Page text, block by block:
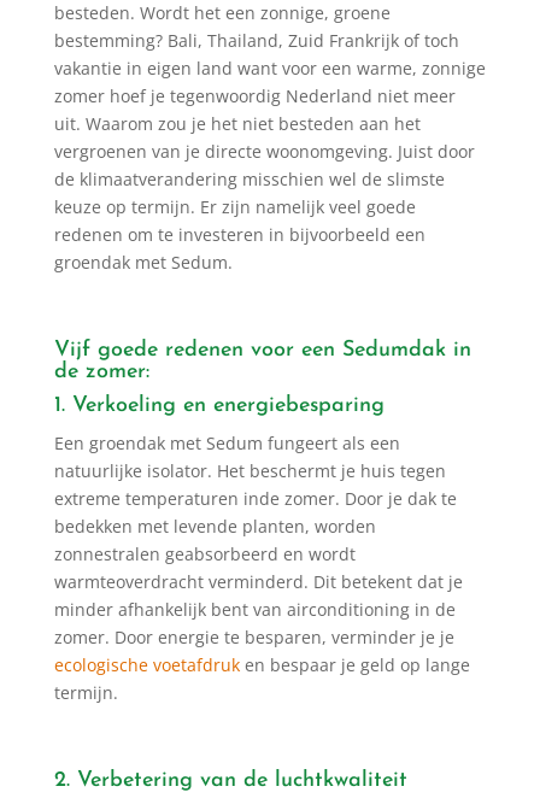
besteden. Wordt het een zonnige, groene
bestemming? Bali, Thailand, Zuid Frankrijk of toch
vakantie in eigen land want voor een warme, zonnige
zomer hoef je tegenwoordig Nederland niet meer
uit. Waarom zou je het niet besteden aan het
vergroenen van je directe woonomgeving. Juist door
de klimaatverandering misschien wel de slimste
keuze op termijn. Er zijn namelijk veel goede
redenen om te investeren in bijvoorbeeld een
groendak met Sedum.
Vijf goede redenen voor een Sedumdak in
de zomer:
1. Verkoeling en energiebesparing
Een groendak met Sedum fungeert als een
natuurlijke isolator. Het beschermt je huis tegen
extreme temperaturen inde zomer. Door je dak te
bedekken met levende planten, worden
zonnestralen geabsorbeerd en wordt
warmteoverdracht verminderd. Dit betekent dat je
minder afhankelijk bent van airconditioning in de
zomer. Door energie te besparen, verminder je je
ecologische voetafdruken bespaar je geld op lange
termijn.
2. Verbetering van de luchtkwaliteit